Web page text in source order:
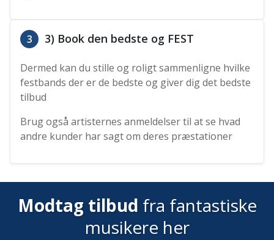
3 3) Book den bedste og FEST
Dermed kan du stille og roligt sammenligne hvilke
festbands der er de bedste og giver dig det bedste
tilbud
Brug også artisternes anmeldelser til at se hvad
andre kunder har sagt om deres præstationer
Modtag tilbud fra fantastiske
musikere her